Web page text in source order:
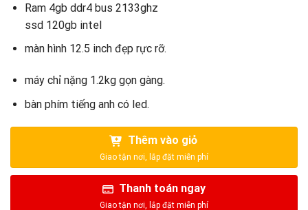
Ram 4gb ddr4 bus 2133ghz
ssd 120gb intel
màn hình 12.5 inch đẹp rực rỡ.
máy chỉ nặng 1.2kg gọn gàng.
bàn phím tiếng anh có led.
Thêm vào giỏ
Thanh toán ngay